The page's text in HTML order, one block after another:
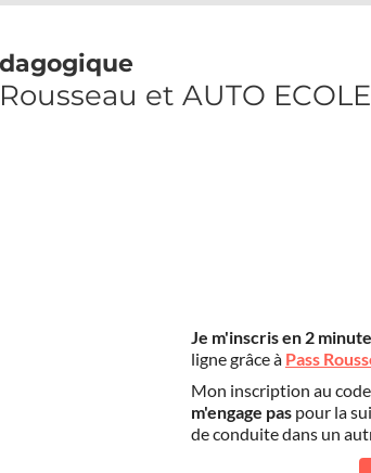
et AUTO
Je m'inscris en 2
ligne grâce à Pass
Mon inscription au
m'engage pas pour la
de conduite dans un